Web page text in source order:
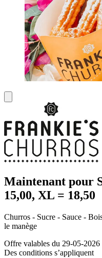
Maintenant pour
15,00, XL = 18,50
Churros - Sucre - Sauce -
le manège
Offre valables du 29-05-
Des conditions s’appliquent